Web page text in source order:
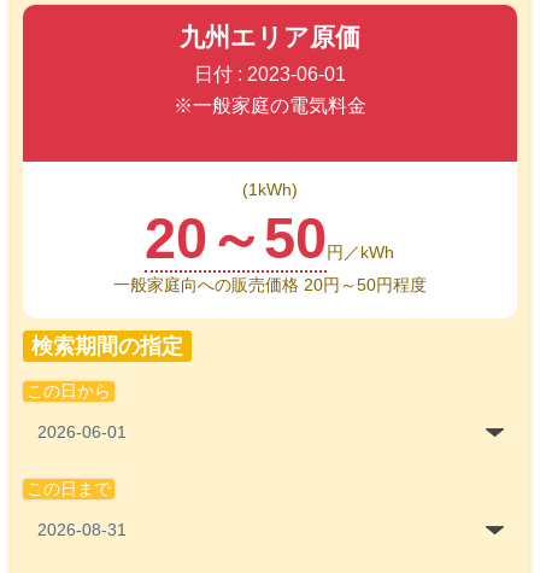
九州エリア原価
日付 : 2023-06-01
※一般家庭の電気料金
(1kWh)
20～50 円／kWh
一般家庭向への販売価格 20円～50円程度
検索期間の指定
この日から
この日まで